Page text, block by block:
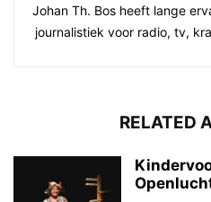
Johan Th. Bos heeft lange
journalistiek voor radio, tv,
RELATED